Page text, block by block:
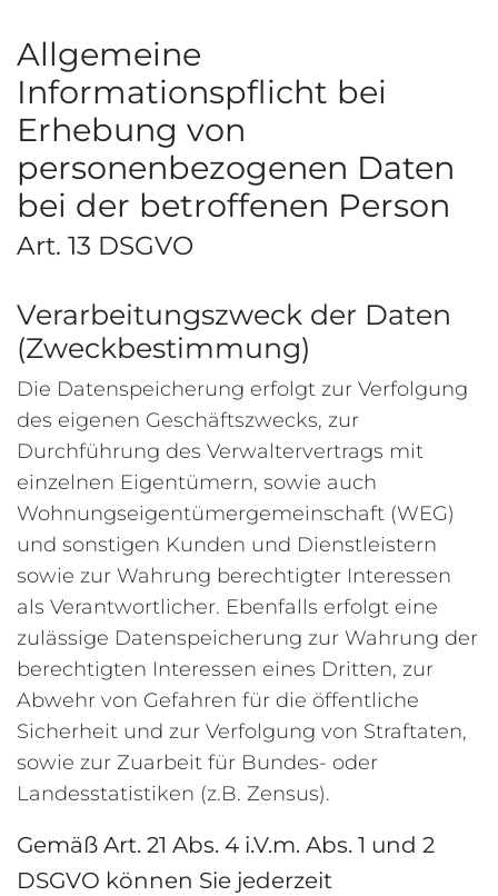
Allgemeine
Informationspflicht bei
Erhebung von
personenbezogenen Daten
bei der betroffenen Person
Art. 13 DSGVO
Verarbeitungszweck der Daten
(Zweckbestimmung)
Die Datenspeicherung erfolgt zur Verfolgung
des eigenen Geschäftszwecks, zur
Durchführung des Verwaltervertrags mit
einzelnen Eigentümern, sowie auch
Wohnungseigentümergemeinschaft (WEG)
und sonstigen Kunden und Dienstleistern
sowie zur Wahrung berechtigter Interessen
als Verantwortlicher. Ebenfalls erfolgt eine
zulässige Datenspeicherung zur Wahrung der
berechtigten Interessen eines Dritten, zur
Abwehr von Gefahren für die öffentliche
Sicherheit und zur Verfolgung von Straftaten,
sowie zur Zuarbeit für Bundes- oder
Landesstatistiken (z.B. Zensus).
Gemäß Art. 21 Abs. 4 i.V.m. Abs. 1 und 2
DSGVO können Sie jederzeit